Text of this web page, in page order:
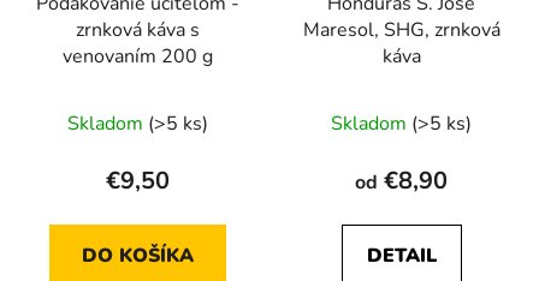
zrnková káva s
venovaním 200 g
hodnotenie
produktu
je
5,0
z
Skladom (>5 ks)
€9,50
DO KOŠÍKA
Maresol, SHG, zrnková
káva
hodnotenie
produktu
je
5,0
z
Skladom (>5 ks)
od €8,90
DETAIL